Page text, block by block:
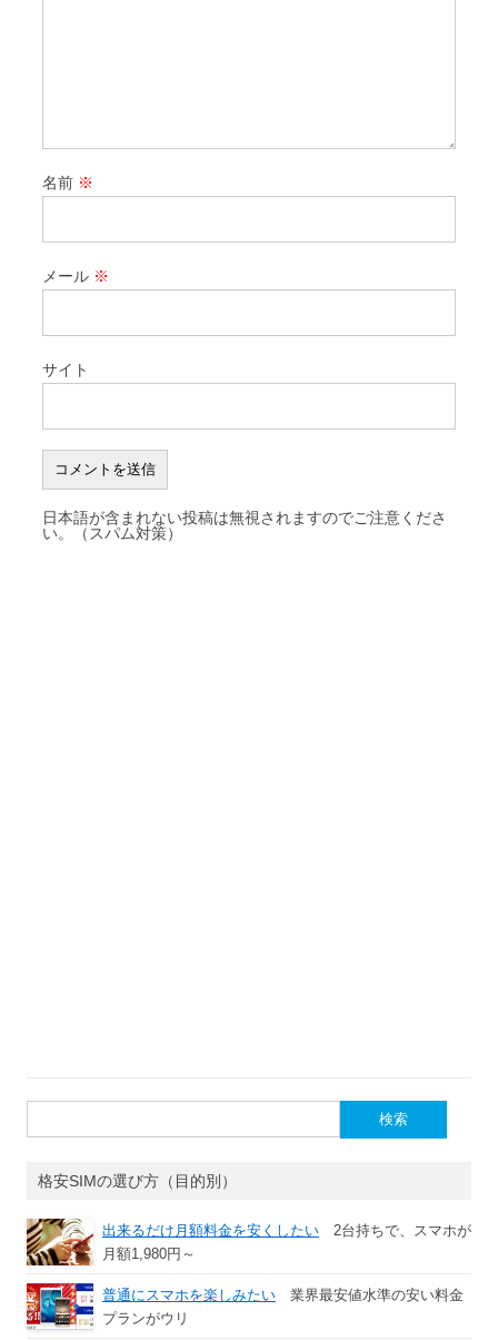
名前 ※
メール ※
サイト
日本語が含まれない投稿は無視されますのでご注意くださ
い。（スパム対策）
索:
格安SIMの選び方（目的別）
出来るだけ月額料金を安くしたい 2台持ちで、スマホが
月額1,980円～
普通にスマホを楽しみたい 業界最安値水準の安い料金
プランがウリ